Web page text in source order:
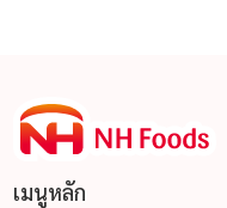
เมนูหลัก